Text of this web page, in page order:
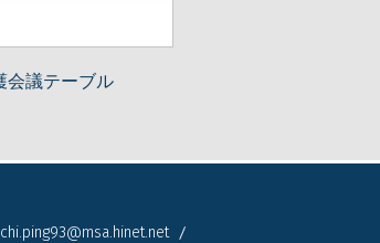
chi.ping93@msa.hinet.net